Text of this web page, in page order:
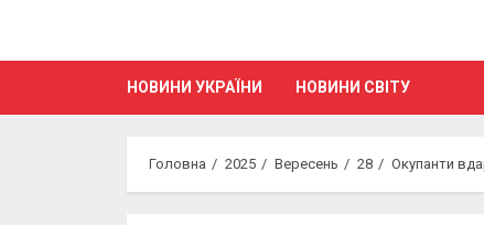
НОВИНИ УКРАЇНИ НОВИНИ СВІТУ
Головна 2025 Вересень 28 Окупанти